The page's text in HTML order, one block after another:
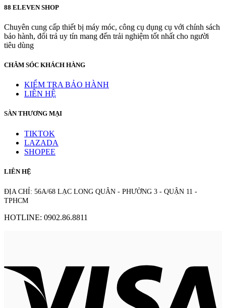
88 ELEVEN SHOP
Chuyên cung cấp thiết bị máy móc, công cụ dụng cụ với chính sách
bảo hành, đổi trả uy tín mang đến trải nghiệm tốt nhất cho người
tiêu dùng
CHĂM SÓC KHÁCH HÀNG
KIỂM TRA BẢO HÀNH
LIÊN HỆ
SÀN THƯƠNG MẠI
TIKTOK
LAZADA
SHOPEE
LIÊN HỆ
ĐỊA CHỈ: 56A/68 LẠC LONG QUÂN - PHƯỜNG 3 - QUẬN 11 -
TPHCM
HOTLINE: 0902.86.8811